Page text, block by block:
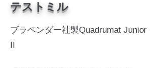
​テストミル
ブラベンダー社製Quadrumat Junior
II